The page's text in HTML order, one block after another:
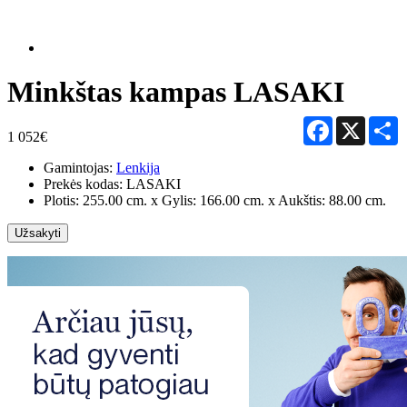
Minkštas kampas LASAKI
1 052€
Facebook
X
Gamintojas: Lenkija
Prekės kodas: LASAKI
Plotis: 255.00 cm. x Gylis: 166.00 cm. x Aukštis: 88.00 cm.
Užsakyti